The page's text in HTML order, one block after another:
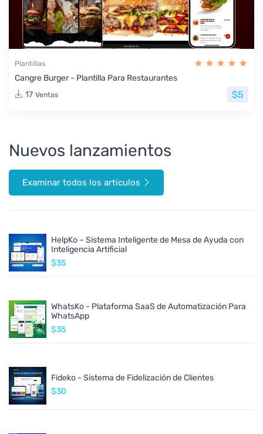
Plantillas
Cangre Burger - Plantilla Para Restaurantes
17 Ventas $5
Nuevos lanzamientos
Examinar todos los artículos
HelpKo – Sistema Inteligente de Mesa de Ayuda con
Inteligencia Artificial
$35
WhatsKo - Plataforma SaaS de Automatización Para
WhatsApp
$35
Fideko - Sistema de Fidelización de Clientes
$30